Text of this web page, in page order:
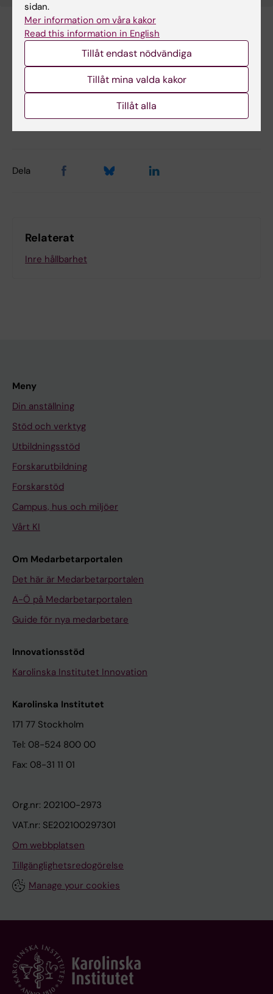
Hade du nytta av informationen på denna sida?
No
Redaktör:
Dela
Relaterat
Inre hållbarhet
Meny
Din anställning
Stöd och verktyg
Utbildningsstöd
Forskarutbildning
Forskarstöd
Campus, hus och miljöer
Vårt KI
Om Medarbetarportalen
Det här är Medarbetarportalen
A-Ö på Medarbetarportalen
Guide för nya medarbetare
Innovationsstöd
Karolinska Institutet Innovation
Karolinska Institutet
171 77 Stockholm
Tel: 08-524 800 00
Fax: 08-31 11 01
Org.nr: 202100-2973
VAT.nr: SE202100297301
Om webbplatsen
Tillgänglighetsredogörelse
Manage your cookies
sidan.
Mer information om våra kakor
Read this information in English
Tillåt endast nödvändiga
Tillåt mina valda kakor
Tillåt alla